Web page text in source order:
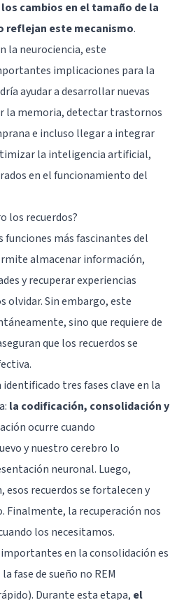
los cambios en el tamaño de la
reflejan este mecanismo.
la neurociencia, este
implicaciones para la
ayudar a desarrollar nuevas
la memoria, detectar trastornos
e incluso llegar a integrar
la inteligencia artificial,
en el funcionamiento del
los recuerdos?
funciones más fascinantes del
almacenar información,
y recuperar experiencias
olvidar. Sin embargo, este
sino que requiere de
que los recuerdos se
tres fases clave en la
la codificación, consolidación y
ocurre cuando
y nuestro cerebro lo
neuronal. Luego,
recuerdos se fortalecen y
Finalmente, la recuperación nos
los necesitamos.
en la consolidación es
fase desueño no REM
Durante esta etapa, el